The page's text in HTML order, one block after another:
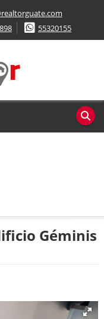
55320155
Géminis